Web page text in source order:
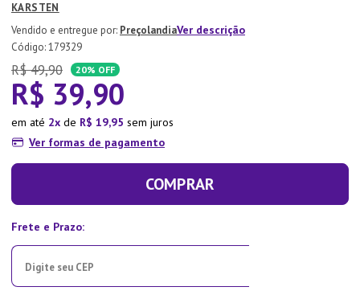
KARSTEN
PreçolandiaVer descrição
:179329
R$ 49,90 20% OFF
R$ 39,90
em até 2 de R$ 19,95 sem juros
Ver formas de pagamento
COMPRAR